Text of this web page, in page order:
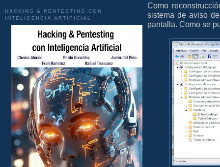
HACKING & PENTESTING CON
INTELIGENCIA ARTIFICIAL
Como
sistema de aviso
pantalla. Como se